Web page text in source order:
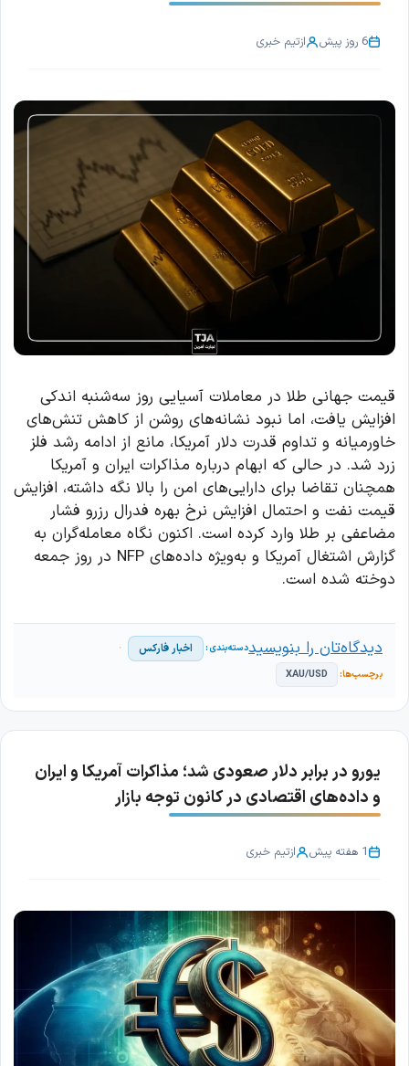
6 روز پیش ازتیم خبری
قیمت جهانی طلا در معاملات آسیایی روز سه‌شنبه اندکی
افزایش یافت، اما نبود نشانه‌های روشن از کاهش تنش‌های
خاورمیانه و تداوم قدرت دلار آمریکا، مانع از ادامه رشد فلز
زرد شد. در حالی که ابهام درباره مذاکرات ایران و آمریکا
همچنان تقاضا برای دارایی‌های امن را بالا نگه داشته، افزایش
قیمت نفت و احتمال افزایش نرخ بهره فدرال رزرو فشار
مضاعفی بر طلا وارد کرده است. اکنون نگاه معامله‌گران به
گزارش اشتغال آمریکا و به‌ویژه داده‌های NFP در روز جمعه
دوخته شده است.
اخبار فارکس
XAU/USD
دیدگاه‌تان را بنویسید
یورو در برابر دلار صعودی شد؛ مذاکرات آمریکا و ایران
و داده‌های اقتصادی در کانون توجه بازار
1 هفته پیش ازتیم خبری